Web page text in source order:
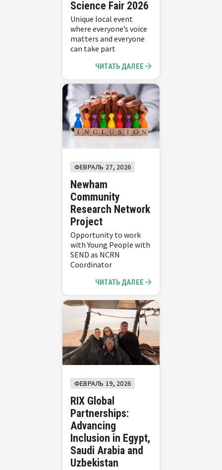
Science Fair 2026
Unique local event
where everyone’s voice
matters and everyone
can take part
ЧИТАТЬ ДАЛЕЕ
ФЕВРАЛЬ 27, 2026
Newham
Community
Research Network
Project
Opportunity to work
with Young People with
SEND as NCRN
Coordinator
ЧИТАТЬ ДАЛЕЕ
ФЕВРАЛЬ 19, 2026
RIX Global
Partnerships:
Advancing
Inclusion in Egypt,
Saudi Arabia and
Uzbekistan